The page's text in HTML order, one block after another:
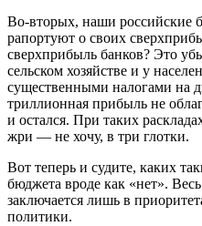
Во-вторых, наши российские
рапортуют о своих
сверхприбыль банков? Это
сельском хозяйстве и у
существенными налогами на
триллионная прибыль не
и остался. При таких
жри — не хочу, в три глотки.
Вот теперь и судите, каких
бюджета вроде как «нет».
заключается лишь в
политики.